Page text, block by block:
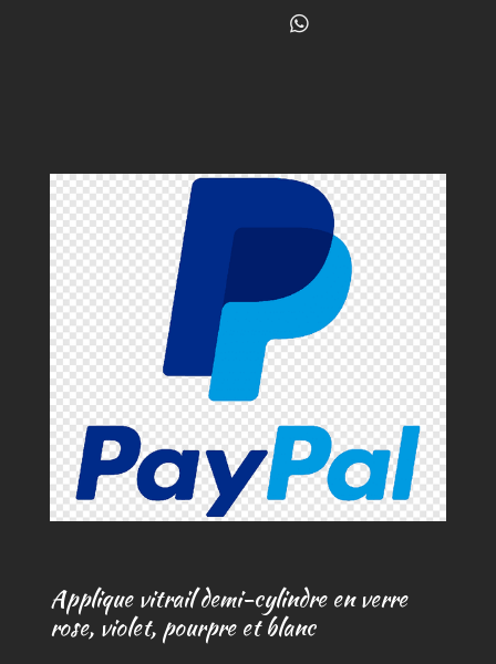
r
P
r
Applique vitrail demi-cylindre en verre
rose, violet, pourpre et blanc